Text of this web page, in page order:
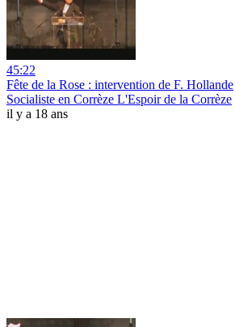
45:22
Fête de la Rose : intervention de F. Hollande
Socialiste en Corrèze L'Espoir de la Corrèze
il y a 18 ans